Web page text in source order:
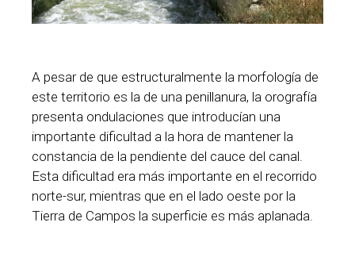
A pesar de que estructuralmente la morfología de
este territorio es la de una penillanura, la orografía
presenta ondulaciones que introducían una
importante dificultad a la hora de mantener la
constancia de la pendiente del cauce del canal.
Esta dificultad era más importante en el recorrido
norte-sur, mientras que en el lado oeste por la
Tierra de Campos la superficie es más aplanada.